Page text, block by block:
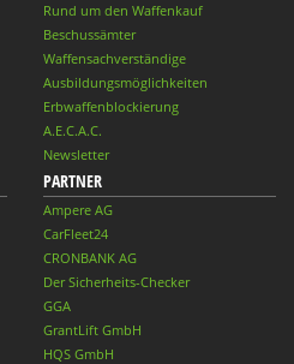
Rund um den Waffenkauf
Beschussämter
Waffensachverständige
Ausbildungsmöglichkeiten
Erbwaffenblockierung
A.E.C.A.C.
Newsletter
PARTNER
Ampere AG
CarFleet24
CRONBANK AG
Der Sicherheits-Checker
GGA
GrantLift GmbH
HQS GmbH